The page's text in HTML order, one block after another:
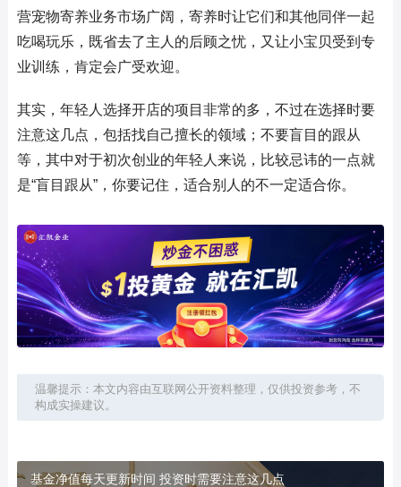
营宠物寄养业务市场广阔，寄养时让它们和其他同伴一起
吃喝玩乐，既省去了主人的后顾之忧，又让小宝贝受到专
业训练，肯定会广受欢迎。
其实，年轻人选择开店的项目非常的多，不过在选择时要
注意这几点，包括找自己擅长的领域；不要盲目的跟从
等，其中对于初次创业的年轻人来说，比较忌讳的一点就
是“盲目跟从”，你要记住，适合别人的不一定适合你。
温馨提示：本文内容由互联网公开资料整理，仅供投资参考，不
构成实操建议。
基金净值每天更新时间 投资时需要注意这几点